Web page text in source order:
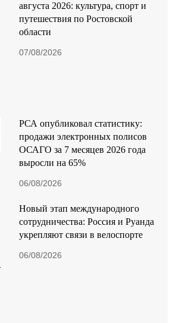
августа 2026: культура, спорт и
путешествия по Ростовской
области
07/08/2026
РСА опубликовал статистику:
продажи электронных полисов
ОСАГО за 7 месяцев 2026 года
выросли на 65%
06/08/2026
Новый этап международного
сотрудничества: Россия и Руанда
укрепляют связи в велоспорте
06/08/2026